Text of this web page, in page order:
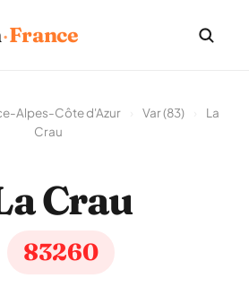
·France
Alpes-Côte d'Azur Var (83)
La
Crau
Crau
83260